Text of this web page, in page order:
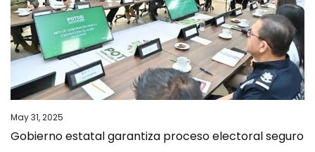
May 31, 2025
Gobierno estatal garantiza proceso electoral seguro